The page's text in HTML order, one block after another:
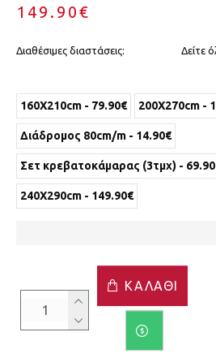
149.90€
Διαθέσιμες διαστάσεις: Δείτε
160X210cm - 79.90€ 200X270cm -
Διάδρομος 80cm/m - 14.90€
Σετ κρεβατοκάμαρας (3τμχ) -
240X290cm - 149.90€
ΚΑΛΆΘΙ